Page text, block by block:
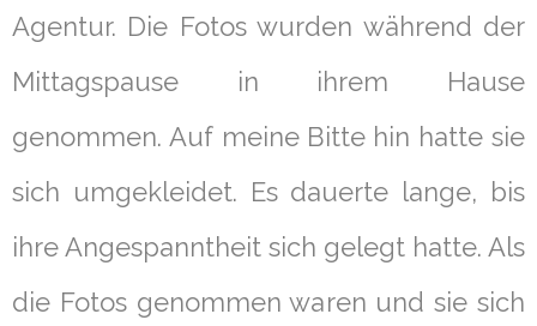
Agentur. Die Fotos wurden während der
Mittagspause in ihrem Hause
genommen. Auf meine Bitte hin hatte sie
sich umgekleidet. Es dauerte lange, bis
ihre Angespanntheit sich gelegt hatte. Als
die Fotos genommen waren und sie sich